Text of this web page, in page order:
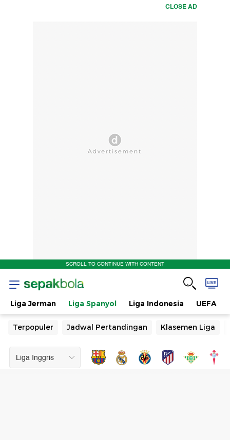
CLOSE AD
SCROLL TO CONTINUE WITH CONTENT
Liga Jerman Liga Spanyol Liga Indonesia UEFA
Terpopuler Jadwal Pertandingan Klasemen Liga